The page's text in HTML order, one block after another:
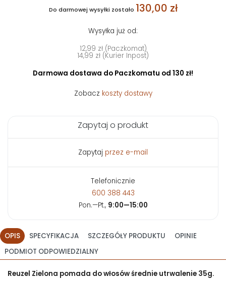
Do darmowej wysyłki zostało 130,00 zł
Wysyłka już od:
12,99 zł (Paczkomat)
14,99 zł (Kurier Inpost)
Darmowa dostawa do Paczkomatu od 130 zł!
Zobacz koszty dostawy
Zapytaj o produkt
Zapytaj przez e-mail
Telefonicznie
600 388 443
Pon.—Pt., 9:00—15:00
OPIS SPECYFIKACJA SZCZEGÓŁY PRODUKTU
OPINIE
PODMIOT ODPOWIEDZIALNY
Reuzel Zielona pomada do włosów średnie utrwalenie 35g.